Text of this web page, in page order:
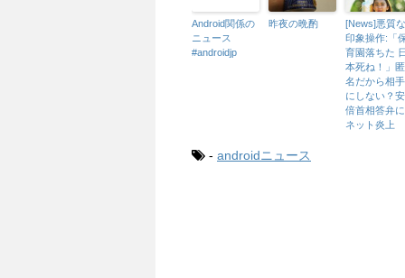
Android関係の
ニュース
#androidjp
昨夜の晩酌
[News]悪質な
印象操作:「
育園落ちた
本死ね！」匿
名だから相手
にしない？安
倍首相答弁に
ネット炎上
- androidニュース